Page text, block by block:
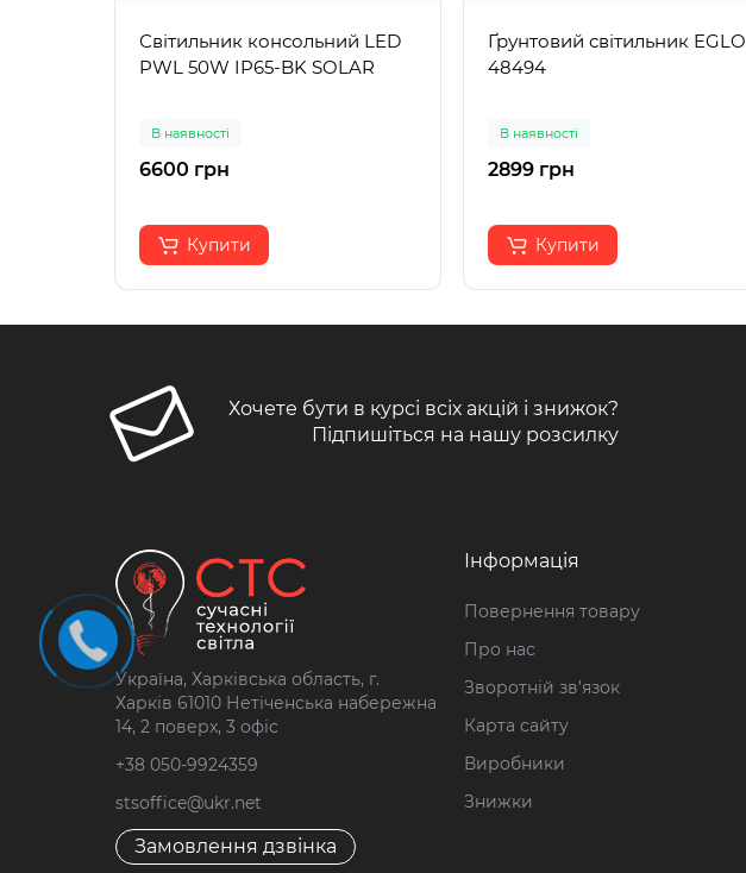
Світильник консольний LED
PWL 50W IP65-BK SOLAR
В наявності
6600 грн
Купити
Ґрунтовий світильник EGLO
48494
В наявності
2899 грн
Купити
Хочете бути в курсі всіх акцій і знижок?
Підпишіться на нашу розсилку
Україна, Харківська область, г.
Харків 61010 Нетіченська набережна
14, 2 поверх, 3 офіс
+38 050-9924359
stsoffice@ukr.net
Замовлення дзвінка
Інформація
Повернення товару
Про нас
Зворотній зв’язок
Карта сайту
Виробники
Знижки